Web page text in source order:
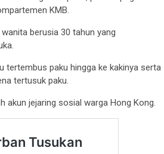
KMB.
berusia 30 tahun yang
tertembus paku hingga ke kakinya serta
tertusuk paku.
akun jejaring sosial warga Hong Kong.